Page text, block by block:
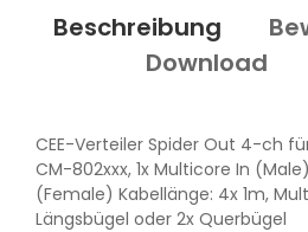
Beschreibung
Download
CEE-Verteiler Spider Out 4-ch
CM-802xxx, 1x Multicore In
(Female) Kabellänge: 4x 1m,
Längsbügel oder 2x Querbügel